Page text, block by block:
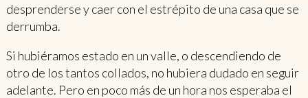
desprenderse y caer con el estrépito de una casa que se
derrumba.
Si hubiéramos estado en un valle, o descendiendo de
otro de los tantos collados, no hubiera dudado en seguir
adelante. Pero en poco más de un hora nos esperaba el